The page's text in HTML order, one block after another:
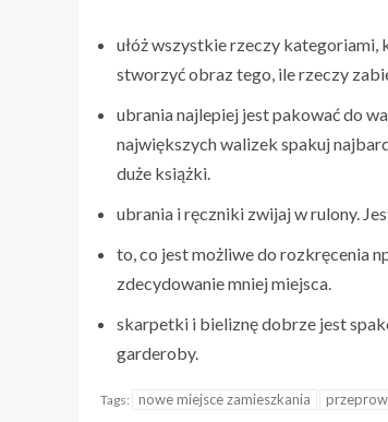
ułóż wszystkie rzeczy kategoriami,
stworzyć obraz tego, ile rzeczy
ubrania najlepiej jest pakować do
największych walizek spakuj
duże książki.
ubrania i ręczniki zwijaj w rulony.
to, co jest możliwe do rozkręcenia
zdecydowanie mniej miejsca.
skarpetki i bieliznę dobrze jest
garderoby.
Tags: nowe miejsce zamieszkania